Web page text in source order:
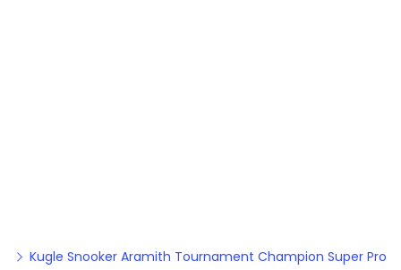
Kugle Snooker Aramith Tournament Champion Super Pro